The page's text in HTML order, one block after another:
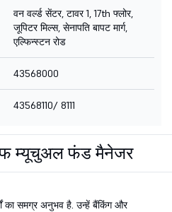
वन वर्ल्ड सेंटर, टावर 1, 17th फ्लोर,
जूपिटर मिल्स, सेनापति बापट मार्ग,
एल्फिन्स्टन रोड
43568000
43568110/ 8111
म्यूचुअल फंड मैनेजर
का समग्र अनुभव है. उन्हें बैंकिंग और